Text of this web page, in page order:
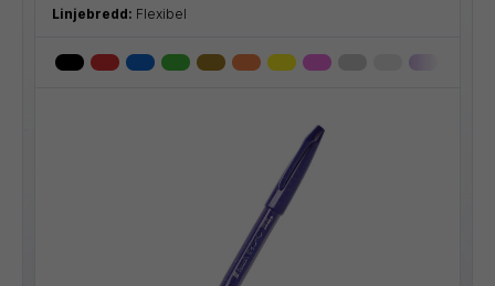
Linjebredd: Flexibel